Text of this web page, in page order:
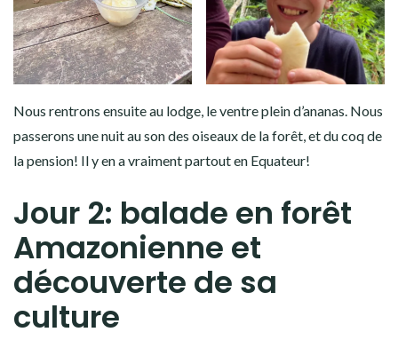
Nous rentrons ensuite au lodge, le ventre plein d’ananas. Nous
passerons une nuit au son des oiseaux de la forêt, et du coq de
la pension! Il y en a vraiment partout en Equateur!
Jour 2: balade en forêt
Amazonienne et
découverte de sa
culture